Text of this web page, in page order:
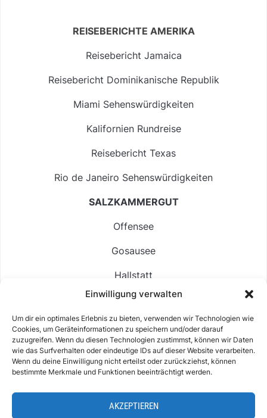
Einwilligung verwalten
Um dir ein optimales Erlebnis zu bieten, verwenden wir Technologien wie
Cookies, um Geräteinformationen zu speichern und/oder darauf
zuzugreifen. Wenn du diesen Technologien zustimmst, können wir Daten
wie das Surfverhalten oder eindeutige IDs auf dieser Website verarbeiten.
Wenn du deine Einwilligung nicht erteilst oder zurückziehst, können
bestimmte Merkmale und Funktionen beeinträchtigt werden.
AKZEPTIEREN
REISEBERICHTE AMERIKA
Reisebericht Jamaica
Reisebericht Dominikanische Republik
Miami Sehenswürdigkeiten
Kalifornien Rundreise
Reisebericht Texas
Rio de Janeiro Sehenswürdigkeiten
SALZKAMMERGUT
Offensee
Gosausee
Hallstatt
Langbathsee
Altausseer See
Hintersee
IMPRESSUM & KONTAKT